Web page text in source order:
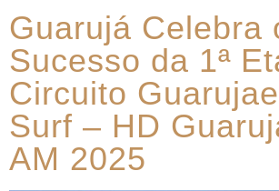
Guarujá Celebra
Sucesso da 1ª
Circuito
Surf – HD
AM 2025